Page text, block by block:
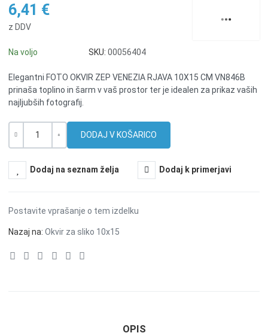
6,41 €
z DDV
Na voljo SKU: 00056404
Elegantni FOTO OKVIR ZEP VENEZIA RJAVA 10X15 CM VN846B
prinaša toplino in šarm v vaš prostor ter je idealen za prikaz vaših
najljubših fotografij.
Dodaj na seznam želja Dodaj k primerjavi
Postavite vprašanje o tem izdelku
Nazaj na: Okvir za sliko 10x15
OPIS